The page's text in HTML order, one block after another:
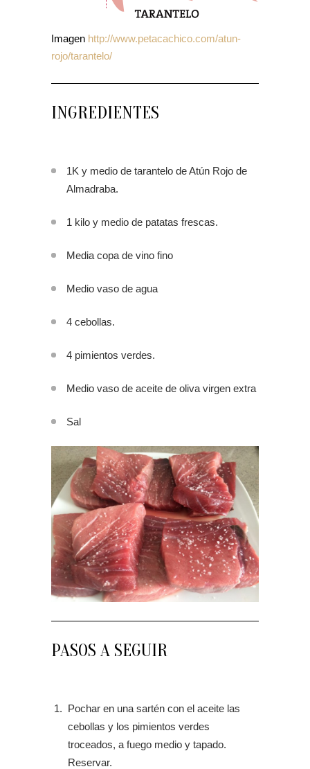
Imagen http://www.petacachico.com/atun-
rojo/tarantelo/
INGREDIENTES
1K y medio de tarantelo de Atún Rojo de
Almadraba.
1 kilo y medio de patatas frescas.
Media copa de vino fino
Medio vaso de agua
4 cebollas.
4 pimientos verdes.
Medio vaso de aceite de oliva virgen extra
Sal
PASOS A SEGUIR
Pochar en una sartén con el aceite las
cebollas y los pimientos verdes
troceados, a fuego medio y tapado.
Reservar.